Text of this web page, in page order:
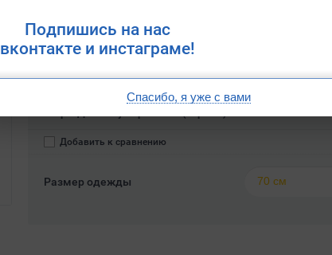
Добавить к сравнению
Размер одежды 70 см
Подпишись на нас
вконтакте и инстаграме!
Спасибо, я уже с вами